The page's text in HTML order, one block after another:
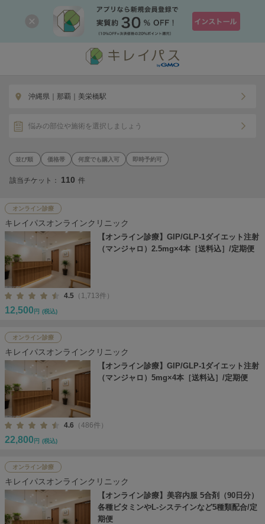
沖縄県｜那覇｜美栄橋駅
悩みの部位や施術を選択しましょう
価格帯 何度でも購入可 即時予約可
該当チケット： 110 件
オンライン診療
キレイパスオンラインクリニック
【オンライン診療】GIP/GLP-1ダイエット注射
（マンジャロ）2.5mg×4本［送料込］/定期便
4.5 （1,713件）
12,500 円 (税込)
オンライン診療
キレイパスオンラインクリニック
【オンライン診療】GIP/GLP-1ダイエット注射
（マンジャロ）5mg×4本［送料込］/定期便
4.6 （486件）
22,800 円 (税込)
オンライン診療
キレイパスオンラインクリニック
【オンライン診療】美容内服 5合剤（90日分）
各種ビタミンやL-システインなど5種類配合/定
期便